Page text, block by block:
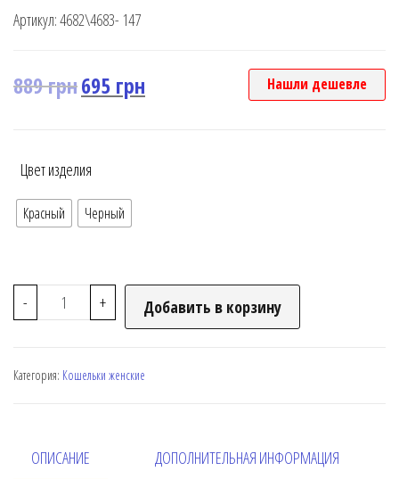
Артикул:4682\4683- 147
889грн695 грн Нашли дешевле
Цвет изделия
Красный Черный
- + Добавить в корзину
Категория: Кошельки женские
ОПИСАНИЕ ДОПОЛНИТЕЛЬНАЯ ИНФОРМАЦИЯ